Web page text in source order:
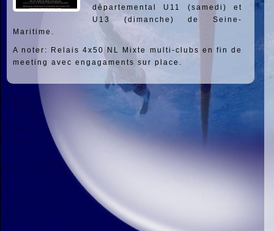
départemental U11 (samedi) et
U13 (dimanche) de Seine-
Maritime.
A noter: Relais 4x50 NL Mixte multi-clubs en fin de
meeting avec engagaments sur place.